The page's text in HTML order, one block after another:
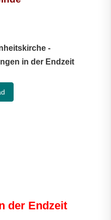
-
in der Endzeit
der Endzeit